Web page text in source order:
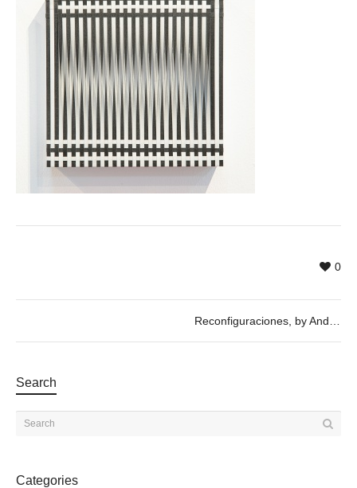
0
Search
Categories